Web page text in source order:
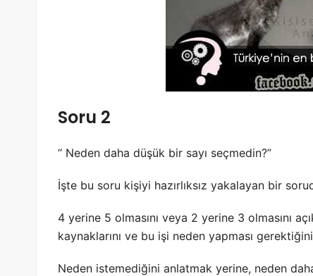
Soru 2
“ Neden daha düşük bir sayı seçmedin?”
İşte bu soru kişiyi hazırlıksız yakalayan bir
4 yerine 5 olmasını veya 2 yerine 3 olmasını
kaynaklarını ve bu işi neden yapması
Neden istemediğini anlatmak yerine, neden